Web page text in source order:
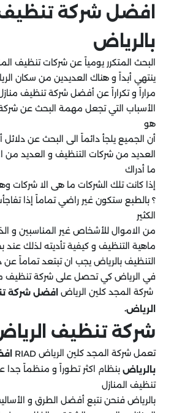
افضل شركة تنظيف
بالرياض
البحث المتكرر يومياً عن شركات تنظيف
ينتهي أبداً و هناك العديدين من سكان
مراراً و تكراراً عن أفضل شركة تنظيف
الأسباب التي تجعل مهمة البحث عن
هو
أن الجميع يلجأ دائماً الى البحث عن
العديد من شركات التنظيف و العديد من
ما أدراك
إذا كانت تلك الشركات ما هى الا
؟ بالطبع ستكون غير راضي تماماً إذا
الكثير
من الاموال للأشخاص غير المناسبين و
ماهية التنظيف و كيفية تأديته لذلك
التنظيف بالرياض يجب ان تبتعد تماماً
في الرياض كي تحصل على شركة تنظيف
شركة المجد كلين الرياض افضل شركة
الرياض.
شركة تنظيف
تعمل شركة المجد كلين الرياض RIAD
بالرياض بنظام اكثر تطوراً و منظماً
تنظيف المنازل
بالرياض فنحن نتبع أفضل الطرق و